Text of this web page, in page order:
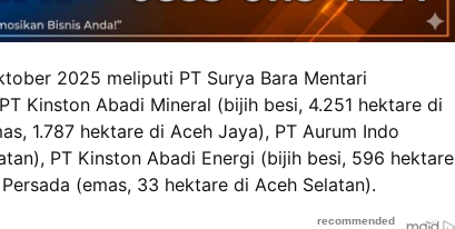
2025 meliputi PT Surya Bara Mentari
Kinston Abadi Mineral (bijih besi, 4.251 hektare di
1.787 hektare di Aceh Jaya), PT Aurum Indo
PT Kinston Abadi Energi (bijih besi, 596 hektare
(emas, 33 hektare di Aceh Selatan).